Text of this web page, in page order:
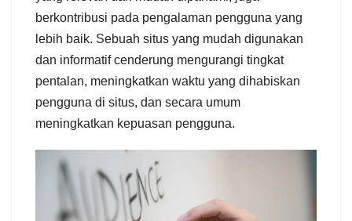
berkontribusi pada pengalaman pengguna yang
lebih baik. Sebuah situs yang mudah digunakan
dan informatif cenderung mengurangi tingkat
pentalan, meningkatkan waktu yang dihabiskan
pengguna di situs, dan secara umum
meningkatkan kepuasan pengguna.